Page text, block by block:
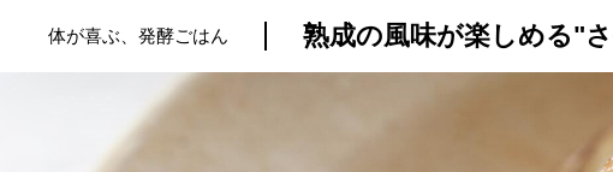
トッ
体が喜ぶ、発酵ごはん 熟成の風味が楽しめる"